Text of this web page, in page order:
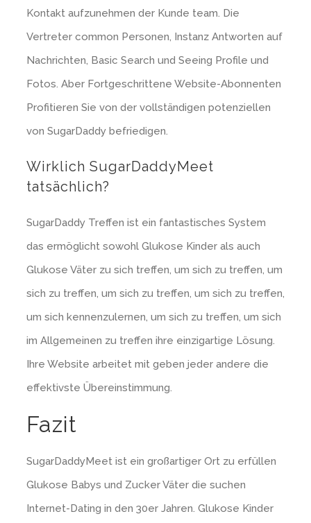
Kontakt aufzunehmen der Kunde team. Die
Vertreter common Personen, Instanz Antworten auf
Nachrichten, Basic Search und Seeing Profile und
Fotos. Aber Fortgeschrittene Website-Abonnenten
Profitieren Sie von der vollständigen potenziellen
von SugarDaddy befriedigen.
Wirklich SugarDaddyMeet
tatsächlich?
SugarDaddy Treffen ist ein fantastisches System
das ermöglicht sowohl Glukose Kinder als auch
Glukose Väter zu sich treffen, um sich zu treffen, um
sich zu treffen, um sich zu treffen, um sich zu treffen,
um sich kennenzulernen, um sich zu treffen, um sich
im Allgemeinen zu treffen ihre einzigartige Lösung.
Ihre Website arbeitet mit geben jeder andere die
effektivste Übereinstimmung.
Fazit
SugarDaddyMeet ist ein großartiger Ort zu erfüllen
Glukose Babys und Zucker Väter die suchen
Internet-Dating in den 30er Jahren. Glukose Kinder